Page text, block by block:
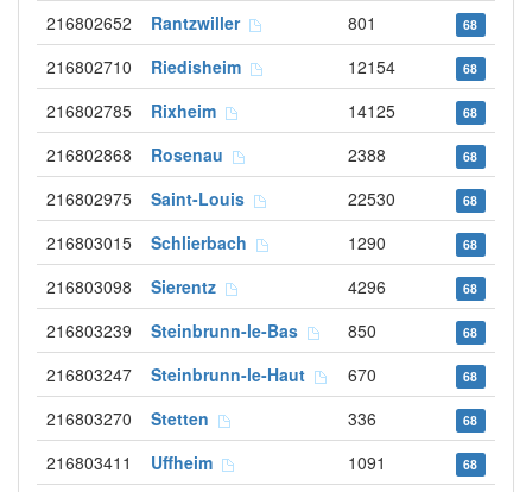
216802652 Rantzwiller 801 68
216802710 Riedisheim 12154 68
216802785 Rixheim 14125 68
216802868 Rosenau 2388 68
216802975 Saint-Louis 22530 68
216803015 Schlierbach 1290 68
216803098 Sierentz 4296 68
216803239 Steinbrunn-le-Bas 850 68
216803247 Steinbrunn-le-Haut 670 68
216803270 Stetten 336 68
216803411 Uffheim 1091 68